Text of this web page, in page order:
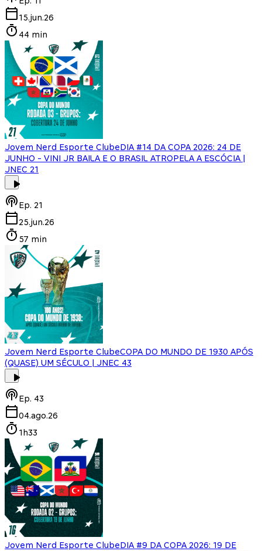
15.jun.26
44 min
Jovem Nerd Esporte ClubeDIA #14 DA COPA 2026: 24 DE
JUNHO - VINI JR BAILA E O BRASIL ATROPELA A ESCÓCIA |
JNEC 21
Ep. 21
25.jun.26
57 min
Jovem Nerd Esporte ClubeCOPA DO MUNDO DE 1930 APÓS
(QUASE) UM SÉCULO | JNEC 43
Ep. 43
04.ago.26
1h33
Jovem Nerd Esporte ClubeDIA #9 DA COPA 2026: 19 DE